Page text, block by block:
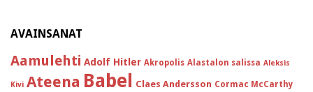
AVAINSANAT
Aamulehti Adolf Hitler Akropolis Alastalon salissa Aleksis
Kivi Ateena Babel Claes Andersson Cormac McCarthy